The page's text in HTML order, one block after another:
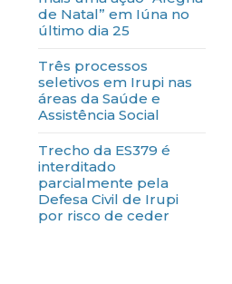
de Natal” em Iúna no
último dia 25
Três processos
seletivos em Irupi nas
áreas da Saúde e
Assistência Social
Trecho da ES379 é
interditado
parcialmente pela
Defesa Civil de Irupi
por risco de ceder